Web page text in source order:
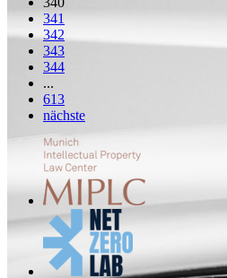
341
342
343
344
...
613
nächste